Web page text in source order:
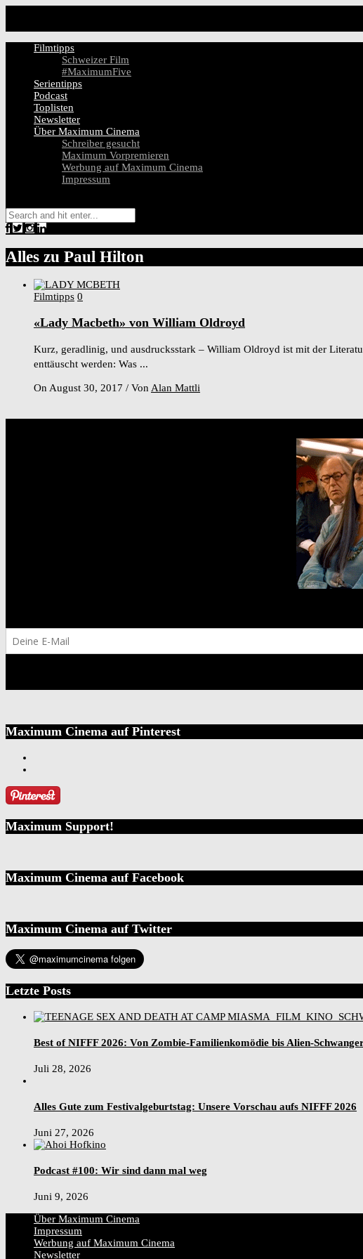
Filmtipps
Schweizer Film
#MaximumFive
Serientipps
Podcast
Toplisten
Newsletter
Über Maximum Cinema
Schreiber gesucht
Maximum Vorpremieren
Werbung auf Maximum Cinema
Impressum
Alles zu Paul Hilton
Filmtipps 0
«Lady Macbeth» von William Oldroyd
Kurz, geradlinig, und ausdrucksstark – William Oldroyd ist mit der
enttäuscht werden: Was ...
On August 30, 2017 / Von Alan Mattli
Maximum Cinema auf Pinterest
Maximum Support!
Maximum Cinema auf Facebook
Maximum Cinema auf Twitter
Letzte Posts
Best of NIFFF 2026: Von Zombie-Familienkomödie bis Alien-
Juli 28, 2026
Alles Gute zum Festivalgeburtstag: Unsere Vorschau aufs NIFFF 2026
Juni 27, 2026
Podcast #100: Wir sind dann mal weg
Juni 9, 2026
Über Maximum Cinema
Impressum
Werbung auf Maximum Cinema
Newsletter